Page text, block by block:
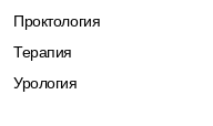
Проктология
Терапия
Урология